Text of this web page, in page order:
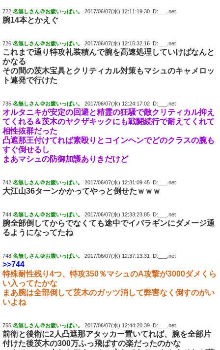
722:名無しさん＠お腹いっぱい。 2017/06/07(水) 12:11:19.30 ID:___.net
腕14本とかえぐ
726:名無しさん＠お腹いっぱい。 2017/06/07(水) 12:15:32.16 ID:___.net
これまで通り特攻礼装積んで腕を高速処理していけばなんと
かなる
その間の茨木宝具とクリティカル対策もマシュのキャメロッ
ト連発で行けた
735:名無しさん＠お腹いっぱい。 2017/06/07(水) 12:24:17.02 ID:___.net
オルタニキが安定の回避と精霊の狂騒で敵クリティカル抑え
てくれる＆茨木のヤクザキックにも戦闘続行で耐えてくれて
相性抜群だった
凸遮那王付けてれば素殴りとコインヘンでどのクラスの腕も
すぐ倒せるし
まあマシュの防御加護ありきだけど
742:名無しさん＠お腹いっぱい。 2017/06/07(水) 12:31:09.45 ID:___.net
大江山36ターンかかってやっと倒せたｗｗｗ
744:名無しさん＠お腹いっぱい。 2017/06/07(水) 12:33:23.85 ID:___.net
腕全部倒してからでなくても途中でイバラギンにダメージ通
るようになってたね
748:名無しさん＠お腹いっぱい。 2017/06/07(水) 12:37:13.31 ID:___.net
>>744
特殊耐性残り4つ、特攻350％マシュのA攻撃が3000ダメくら
い入ってたかな
まあ腕は全部倒して茨木のガッツ消して弊害なく倒すのがい
いよね
755:名無しさん＠お腹いっぱい。 2017/06/07(水) 12:44:20.39 ID:___.net
前衛と後衛に2人凸遮那アタッカー置いてれば、腕を全部片
付けた後茨木の300万ふっ飛ばすの楽だったのかな